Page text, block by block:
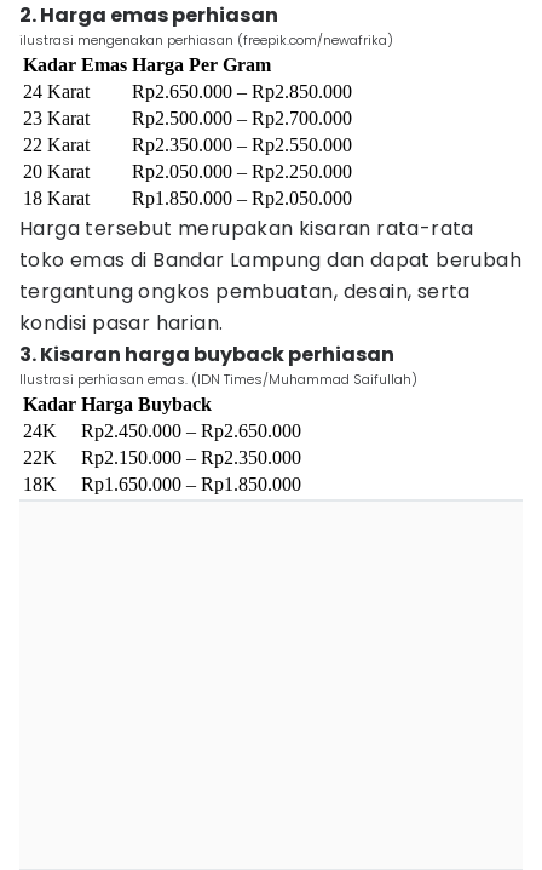
2. Harga emas perhiasan
ilustrasi mengenakan perhiasan (freepik.com/newafrika)
Kadar Emas Harga Per Gram
24 Karat
Rp2.650.000 – Rp2.850.000
23 Karat
Rp2.500.000 – Rp2.700.000
22 Karat
Rp2.350.000 – Rp2.550.000
20 Karat
Rp2.050.000 – Rp2.250.000
18 Karat
Rp1.850.000 – Rp2.050.000
Harga tersebut merupakan kisaran rata-rata
toko emas di Bandar Lampung dan dapat berubah
tergantung ongkos pembuatan, desain, serta
kondisi pasar harian.
3. Kisaran harga buyback perhiasan
Ilustrasi perhiasan emas. (IDN Times/Muhammad Saifullah)
Kadar Harga Buyback
24K
Rp2.450.000 – Rp2.650.000
22K
Rp2.150.000 – Rp2.350.000
18K
Rp1.650.000 – Rp1.850.000